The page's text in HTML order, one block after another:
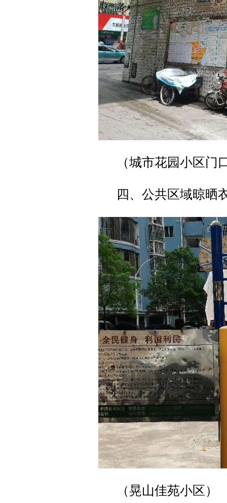
（城市花园小区门
四、公共区域晾晒
（晃山佳苑小区）